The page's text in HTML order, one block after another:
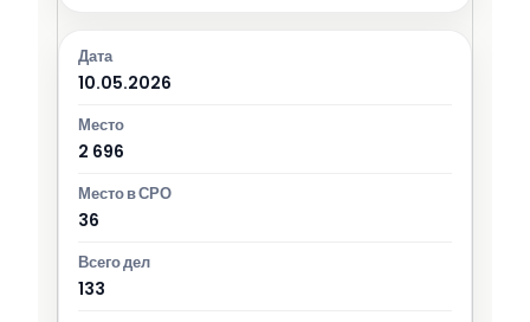
10.05.2026
2 696
36
133